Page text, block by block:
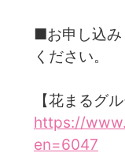
■お申し込み
ください。
【花まるグ
https://
en=6047